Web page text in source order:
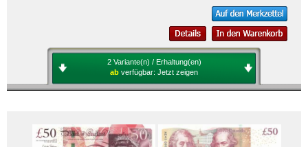
2 Variante(n) / Erhaltung(en)
ab verfügbar: Jetzt zeigen